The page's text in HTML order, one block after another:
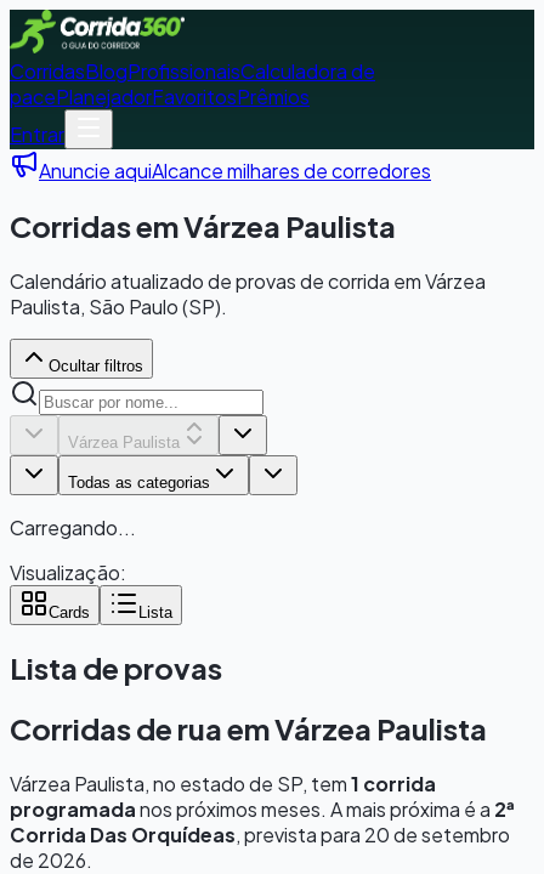
CorridasBlogProfissionaisCalculadora de
pacePlanejadorFavoritosPrêmios
Entrar
Anuncie aquiAlcance milhares de corredores
Corridas em Várzea Paulista
Calendário atualizado de provas de corrida em Várzea
Paulista, São Paulo (SP).
Ocultar filtros
Várzea Paulista
Todas as categorias
Carregando...
Visualização:
Cards Lista
Lista de provas
Corridas de rua emVárzea Paulista
Várzea Paulista, no estado de SP, tem1 corrida
programadanos próximos meses. A mais próxima é a 2ª
Corrida Das Orquídeas, prevista para 20 de setembro
de 2026.